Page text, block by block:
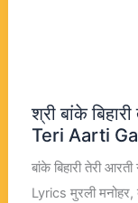
श्री बांके
Teri Aarti
बांके बिहारी तेरी
Lyrics मुरली मनोहर,